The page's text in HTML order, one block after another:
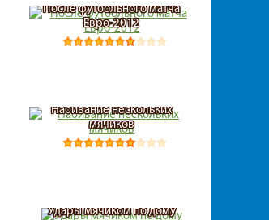
После футбольного матча
Евро-2012
Набивание нескольких
мячиков
Удары мячиком по дому